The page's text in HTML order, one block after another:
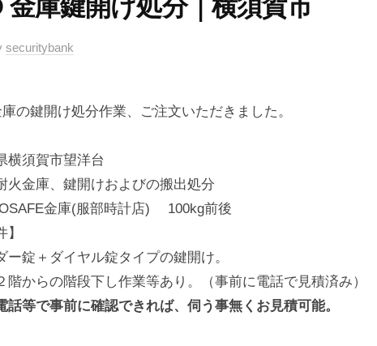
金庫鍵開け処分｜横須賀市
securitybank
の鍵開け処分作業、ご注文いただきました。
横須賀市望洋台
金庫、鍵開けおよびの搬出処分
金庫(服部時計店) 100kg前後
ー錠＋ダイヤル錠タイプの鍵開け。
階からの階段下し作業等あり。（事前に電話で見積済み）
等で事前に確認できれば、伺う事無くお見積可能。